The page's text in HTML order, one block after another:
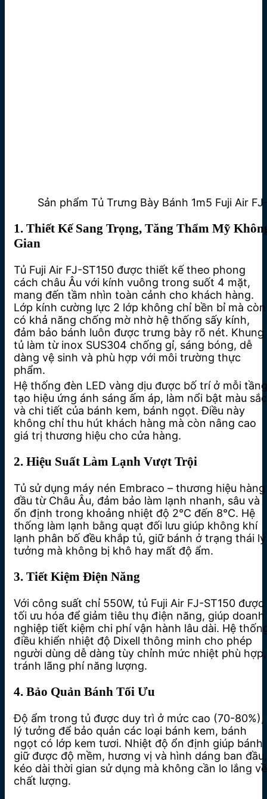
Sản phẩm Tủ Trưng Bày Bánh 1m5 Fuji Air
1. Thiết Kế Sang Trọng, Tăng Thẩm Mỹ
Gian
Tủ Fuji Air FJ-ST150 được thiết kế theo phong
cách châu Âu với kính vuông trong suốt 4 mặt,
mang đến tầm nhìn toàn cảnh cho khách hàng.
Lớp kính cường lực 2 lớp không chỉ bền bỉ mà còn
có khả năng chống mờ nhờ hệ thống sấy kính,
đảm bảo bánh luôn được trưng bày rõ nét. Khung
tủ làm từ inox SUS304 chống gỉ, sáng bóng, dễ
dàng vệ sinh và phù hợp với môi trường thực
phẩm.
Hệ thống đèn LED vàng dịu được bố trí ở mỗi
tạo hiệu ứng ánh sáng ấm áp, làm nổi bật màu sắc
và chi tiết của bánh kem, bánh ngọt. Điều này
không chỉ thu hút khách hàng mà còn nâng cao
giá trị thương hiệu cho cửa hàng.
2. Hiệu Suất Làm Lạnh Vượt Trội
Tủ sử dụng máy nén Embraco – thương hiệu hàng
đầu từ Châu Âu, đảm bảo làm lạnh nhanh, sâu và
ổn định trong khoảng nhiệt độ 2°C đến 8°C. Hệ
thống làm lạnh bằng quạt đối lưu giúp không khí
lạnh phân bố đều khắp tủ, giữ bánh ở trạng thái lý
tưởng mà không bị khô hay mất độ ẩm.
3. Tiết Kiệm Điện Năng
Với công suất chỉ 550W, tủ Fuji Air FJ-ST150 được
tối ưu hóa để giảm tiêu thụ điện năng, giúp doanh
nghiệp tiết kiệm chi phí vận hành lâu dài. Hệ
điều khiển nhiệt độ Dixell thông minh cho phép
người dùng dễ dàng tùy chỉnh mức nhiệt phù hợp,
tránh lãng phí năng lượng.
4. Bảo Quản Bánh Tối Ưu
Độ ẩm trong tủ được duy trì ở mức cao (70-80%),
lý tưởng để bảo quản các loại bánh kem, bánh
ngọt có lớp kem tươi. Nhiệt độ ổn định giúp bánh
giữ được độ mềm, hương vị và hình dáng ban đầu,
kéo dài thời gian sử dụng mà không cần lo lắng về
chất lượng.